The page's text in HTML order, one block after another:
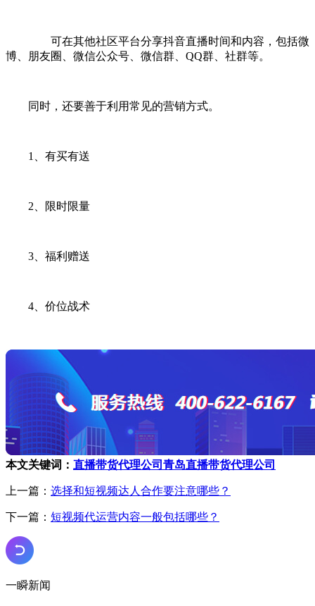
可在其他社区平台分享抖音直播时间和内容，包括微
博、朋友圈、微信公众号、微信群、QQ群、社群等。
同时，还要善于利用常见的营销方式。
1、有买有送
2、限时限量
3、福利赠送
4、价位战术
本文关键词： 直播带货代理公司 青岛直播带货代理公司
上一篇： 选择和短视频达人合作要注意哪些？
下一篇： 短视频代运营内容一般包括哪些？
一瞬新闻